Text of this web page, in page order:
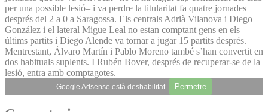
per una possible lesió– i va perdre la titularitat fa quatre jornades
després del 2 a 0 a Saragossa. Els centrals Adrià Vilanova i Diego
González i el lateral Migue Leal no estan comptant gens en els
últims partits i Diego Alende va tornar a jugar 15 partits després.
Mentrestant, Álvaro Martín i Pablo Moreno també s’han convertit en
dos habituals suplents. I Rubén Bover, després de recuperar-se de la
lesió, entra amb comptagotes.
Google Adsense està deshabilitat. Permetre